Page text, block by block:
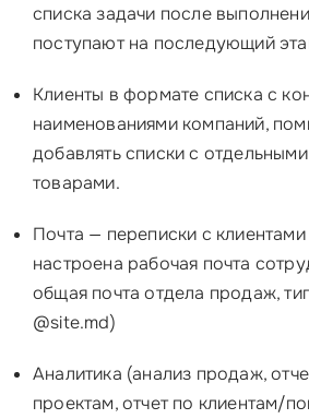
списка задачи после
поступают на последующий
Клиенты в формате списка с
наименованиями компаний,
добавлять списки с
товарами.
Почта — переписки с
настроена рабочая почта
общая почта отдела продаж,
@site.md)
Аналитика (анализ продаж,
проектам, отчет по клиентам/